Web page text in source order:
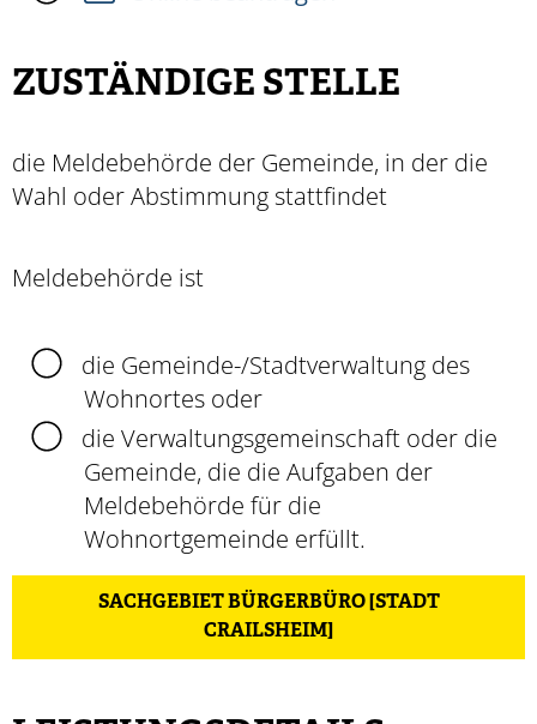
ZUSTÄNDIGE STELLE
die Meldebehörde der Gemeinde, in der die
Wahl oder Abstimmung stattfindet
Meldebehörde ist
die Gemeinde-/Stadtverwaltung des
Wohnortes oder
die Verwaltungsgemeinschaft oder die
Gemeinde, die die Aufgaben der
Meldebehörde für die
Wohnortgemeinde erfüllt.
SACHGEBIET BÜRGERBÜRO [STADT
CRAILSHEIM]